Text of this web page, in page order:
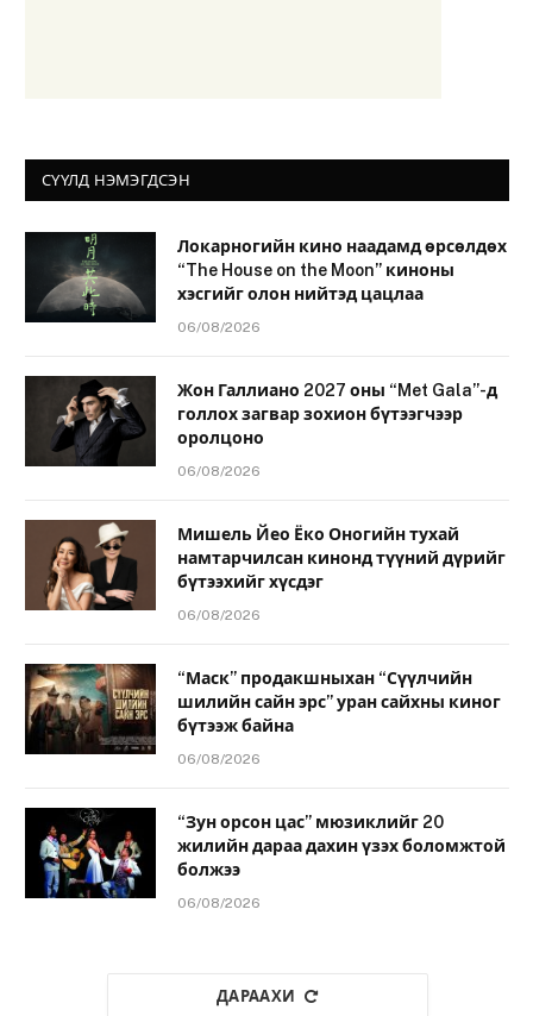
СҮҮЛД НЭМЭГДСЭН
Локарногийн кино наадамд өрсөлдөх
“The House on the Moon” киноны
хэсгийг олон нийтэд цацлаа
06/08/2026
Жон Галлиано 2027 оны “Met Gala”-д
голлох загвар зохион бүтээгчээр
оролцоно
06/08/2026
Мишель Йео Ёко Оногийн тухай
намтарчилсан кинонд түүний дүрийг
бүтээхийг хүсдэг
06/08/2026
“Маск” продакшныхан “Сүүлчийн
шилийн сайн эрс” уран сайхны киног
бүтээж байна
06/08/2026
“Зун орсон цас” мюзиклийг 20
жилийн дараа дахин үзэх боломжтой
болжээ
06/08/2026
ДАРААХИ